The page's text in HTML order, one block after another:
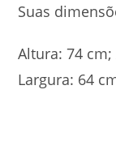
Suas
Altura: 74
Largura: 64